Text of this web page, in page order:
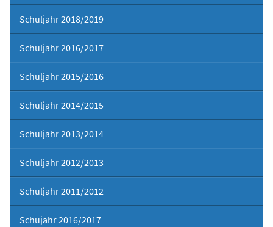
Schuljahr 2018/2019
Schuljahr 2016/2017
Schuljahr 2015/2016
Schuljahr 2014/2015
Schuljahr 2013/2014
Schuljahr 2012/2013
Schuljahr 2011/2012
Schujahr 2016/2017